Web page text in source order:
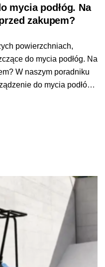
mycia podłóg. Na
zakupem?
powierzchniach,
do mycia podłóg. Na
W naszym poradniku
do mycia podłóg
bez użycia do tego